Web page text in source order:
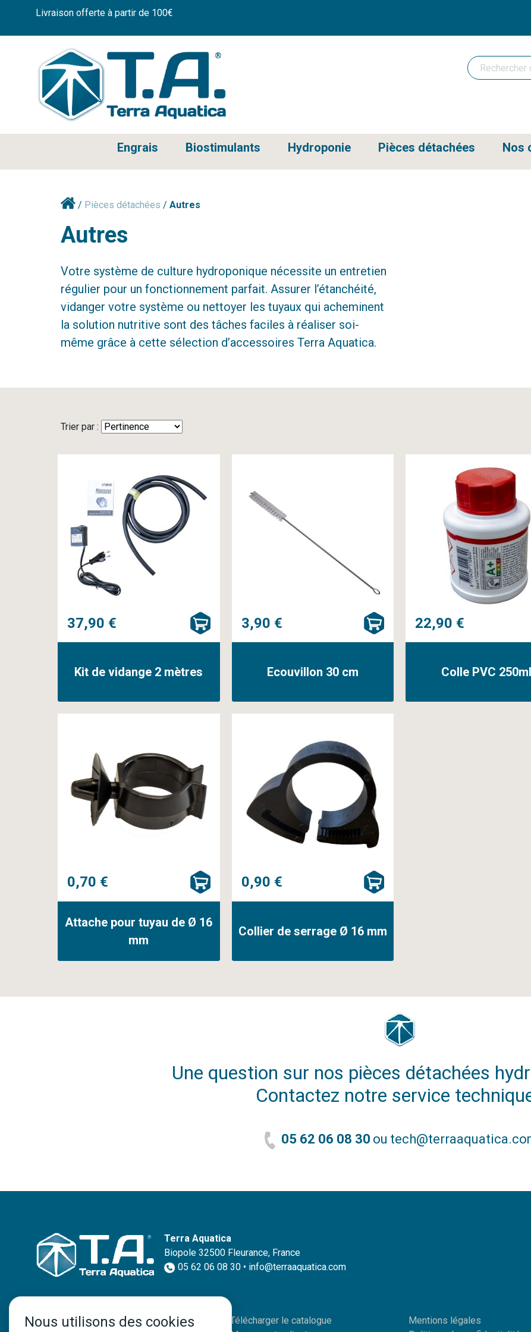
Livraison offerte à partir de 100€
Engrais Biostimulants Hydroponie Pièces détachées Nos
/ Pièces détachées / Autres
Autres
Votre système de culture hydroponique nécessite un entretien
régulier pour un fonctionnement parfait. Assurer l’étanchéité,
vidanger votre système ou nettoyer les tuyaux qui acheminent
la solution nutritive sont des tâches faciles à réaliser soi-
même grâce à cette sélection d’accessoires Terra Aquatica.
Trier par :
37,90 €
Kit de vidange 2 mètres
3,90 €
Ecouvillon 30 cm
22,90 €
Colle PVC 250ml
0,70 €
Attache pour tuyau de Ø 16
mm
0,90 €
Collier de serrage Ø 16 mm
Une question sur nos pièces détachées
Contactez notre service
05 62 06 08 30 ou
Terra Aquatica
Biopole 32500 Fleurance, France
05 62 06 08 30 • info@terraaquatica.com
Paiement en ligne
Télécharger le catalogue
Mentions légales
Nous utilisons des cookies